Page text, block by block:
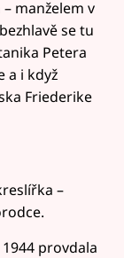
manželem v
se tu
Petera
a i když
Friederike
–
provdala